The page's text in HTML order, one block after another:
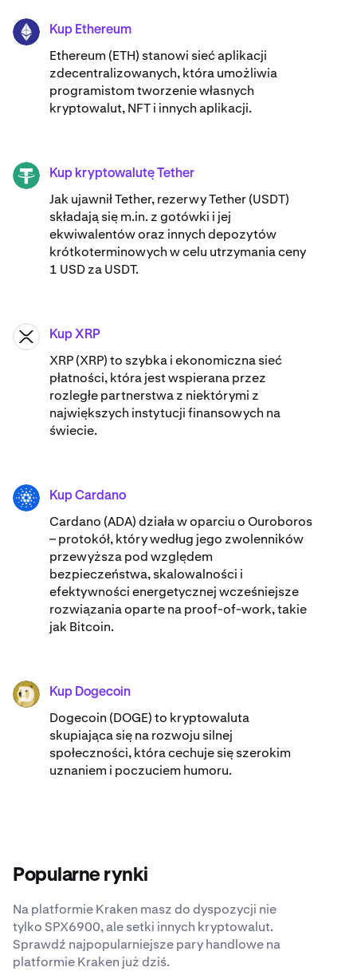
ETH Kup Ethereum
Ethereum (ETH) stanowi sieć aplikacji
zdecentralizowanych, która umożliwia
programistom tworzenie własnych
kryptowalut, NFT i innych aplikacji.
USDT Kup kryptowalutę Tether
Jak ujawnił Tether, rezerwy Tether (USDT)
składają się m.in. z gotówki i jej
ekwiwalentów oraz innych depozytów
krótkoterminowych w celu utrzymania ceny
1 USD za USDT.
XRP Kup XRP
XRP (XRP) to szybka i ekonomiczna sieć
płatności, która jest wspierana przez
rozległe partnerstwa z niektórymi z
największych instytucji finansowych na
świecie.
ADA Kup Cardano
Cardano (ADA) ​​działa w oparciu o Ouroboros
– protokół, który według jego zwolenników
przewyższa pod względem
bezpieczeństwa, skalowalności i
efektywności energetycznej wcześniejsze
rozwiązania oparte na proof-of-work, takie
jak Bitcoin.
DOGE Kup Dogecoin
Dogecoin (DOGE) to kryptowaluta
skupiająca się na rozwoju silnej
społeczności, która cechuje się szerokim
uznaniem i poczuciem humoru.
Popularne rynki
Na platformie Kraken masz do dyspozycji nie
tylko SPX6900, ale setki innych kryptowalut.
Sprawdź najpopularniejsze pary handlowe na
platformie Kraken już dziś.